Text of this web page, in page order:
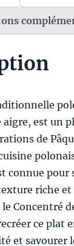
aigre, est un
de
connue pour
riche et
Concentré
ce plat
et savourer